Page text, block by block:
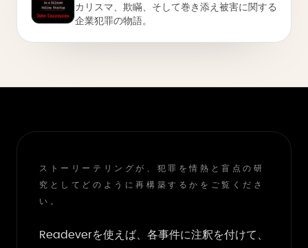
カリスマ、欺瞞、そして巻き添え被害に関する
企業犯罪の物語。
ストーリーテリングが、犯罪を情熱と盲点の研
究としてどのように再構築するかをご覧くださ
い。
Readeverを使えば、各事件に注釈を付けて、